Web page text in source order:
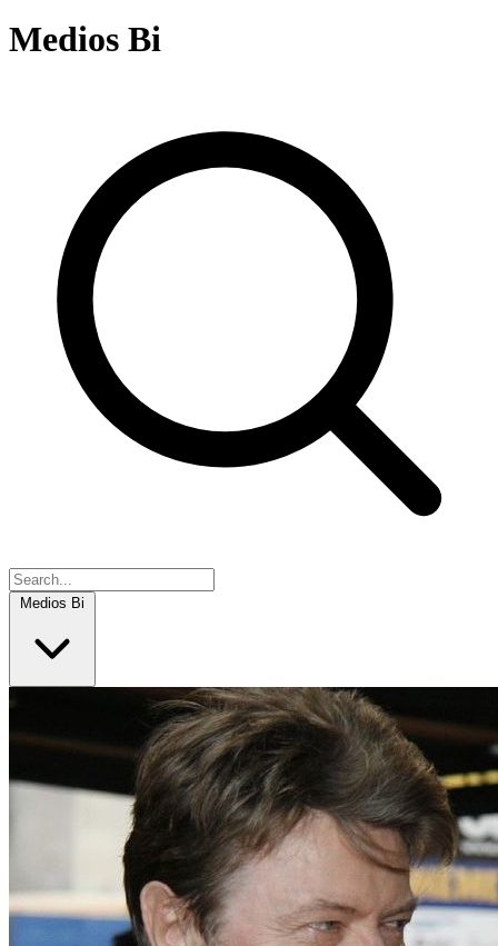
Medios Bi
Medios Bi